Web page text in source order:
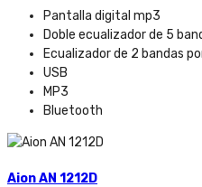
Pantalla digital mp3
Doble ecualizador de 5
Ecualizador de 2 bandas
USB
MP3
Bluetooth
Aion AN 1212D